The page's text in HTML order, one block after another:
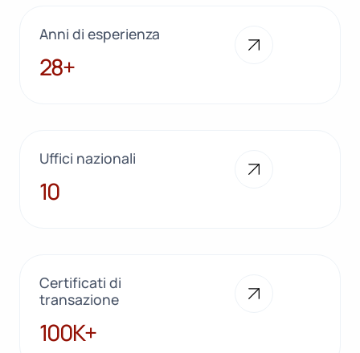
Anni di esperienza
28+
28+
Uffici nazionali
10
10
Certificati di
transazione
100K+
100K+